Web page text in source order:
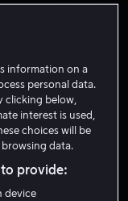
1 t 23 min
information on a
personal data.
clicking below,
interest is used,
choices will be
data.
provide:
device